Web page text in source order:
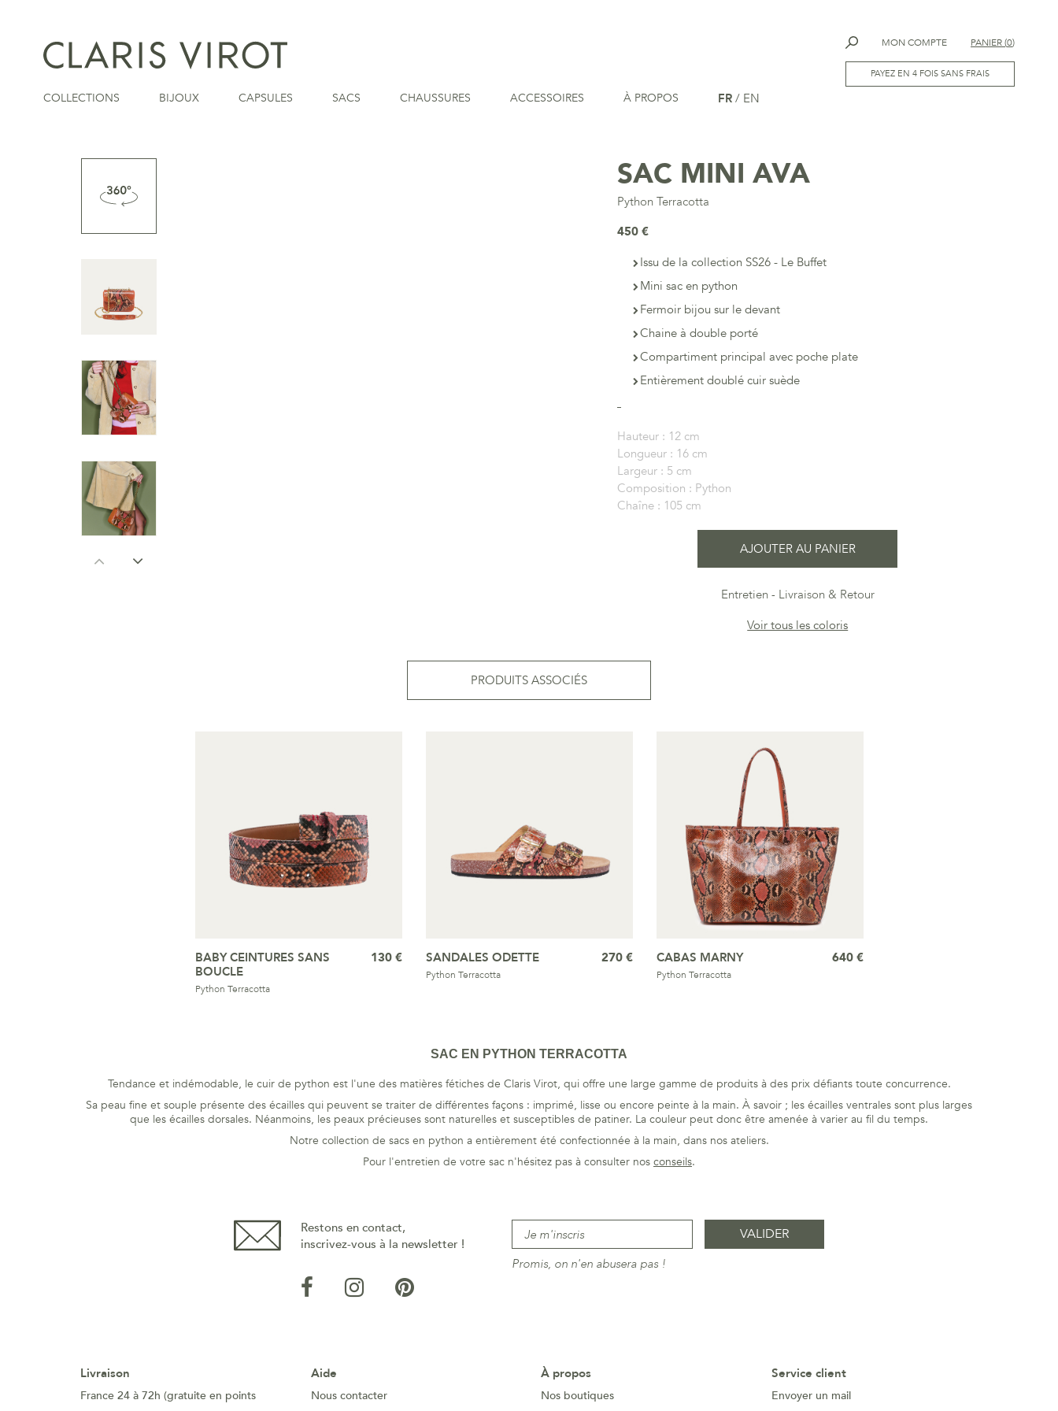
MON COMPTE PANIER(0)
PAYEZ EN 4 FOIS SANS FRAIS
COLLECTIONS BIJOUX CAPSULES SACS CHAUSSURES ACCESSOIRES À PROPOS FR / EN
SAC MINI AVA
Python Terracotta
450 €
Issu de la collection SS26 - Le Buffet
Mini sac en python
Fermoir bijou sur le devant
Chaine à double porté
Compartiment principal avec poche plate
Entièrement doublé cuir suède
Hauteur : 12 cm
Longueur : 16 cm
Largeur : 5 cm
Composition : Python
Chaîne : 105 cm
AJOUTER AU PANIER
Entretien
Livraison & Retour
Voir tous les coloris
PRODUITS ASSOCIÉS
BABY CEINTURES SANS
BOUCLE
Python Terracotta
130 € SANDALES ODETTE
Python Terracotta
270 € CABAS MARNY
Python Terracotta
640 €
SAC EN PYTHON TERRACOTTA
Tendance et indémodable, le cuir de python est l'une des matières fétiches de Claris Virot, qui offre une large gamme de produits à des prix défiants toute concurrence.
Sa peau fine et souple présente des écailles qui peuvent se traiter de différentes façons : imprimé, lisse ou encore peinte à la main. À savoir ; les écailles ventrales sont plus larges
que les écailles dorsales. Néanmoins, les peaux précieuses sont naturelles et susceptibles de patiner. La couleur peut donc être amenée à varier au fil du temps.
Notre collection de sacs en python a entièrement été confectionnée à la main, dans nos ateliers.
Pour l'entretien de votre sac n'hésitez pas à consulter nos conseils.
Restons en contact,
inscrivez-vous à la newsletter !
Promis, on n'en abusera pas !
Livraison
France 24 à 72h (gratuite en points
Aide
Nous contacter
À propos
Nos boutiques
Service client
Envoyer un mail